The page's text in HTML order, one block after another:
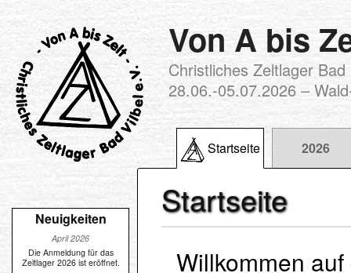
Von A bis
Christliches Zeltlager Bad
28.06.-05.07.2026 –
Startseite 2026
Neuigkeiten
April 2026
Die Anmeldung für das
Zeltlager 2026 ist eröffnet.
Startseite
Willkommen